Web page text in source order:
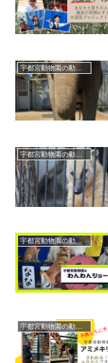
宇都宮動物園の動物たち
宇都宮動物園の動物たち
宇都宮動物園の動物たち
宇都宮動物園の動物たち